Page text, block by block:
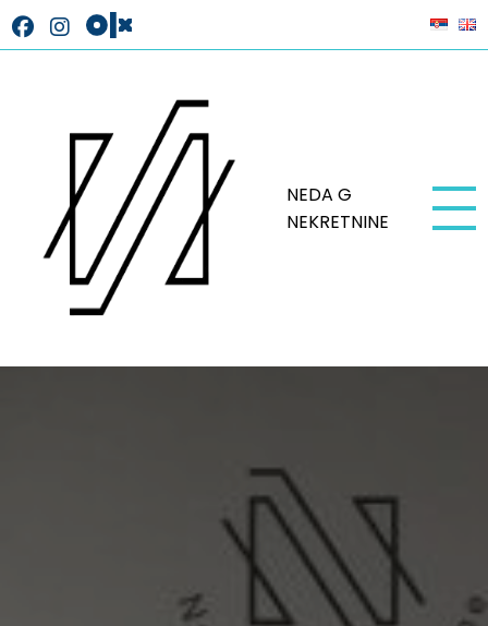
NEDA G
NEKRETNINE